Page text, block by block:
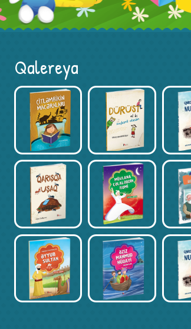
Kitab Müsabiqəsi – Xədicə Hacıyeva
Fevral 17, 2020
Kitab Müsabiqəsi – Əli İsmayılov
Fevral 17, 2020
Kitab Müsabiqəsi – İncinur Əliyeva
Fevral 17, 2020
Qalereya